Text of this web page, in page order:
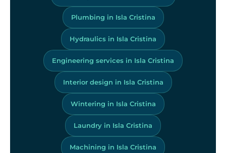
Plumbing in Isla Cristina
Hydraulics in Isla Cristina
Engineering services in Isla Cristina
Interior design in Isla Cristina
Wintering in Isla Cristina
Laundry in Isla Cristina
Machining in Isla Cristina